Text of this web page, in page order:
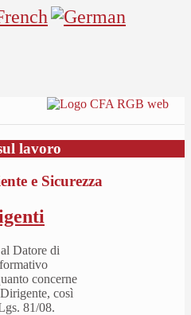
lavoro
e Sicurezza
Datore di
concerne
così
81/08.